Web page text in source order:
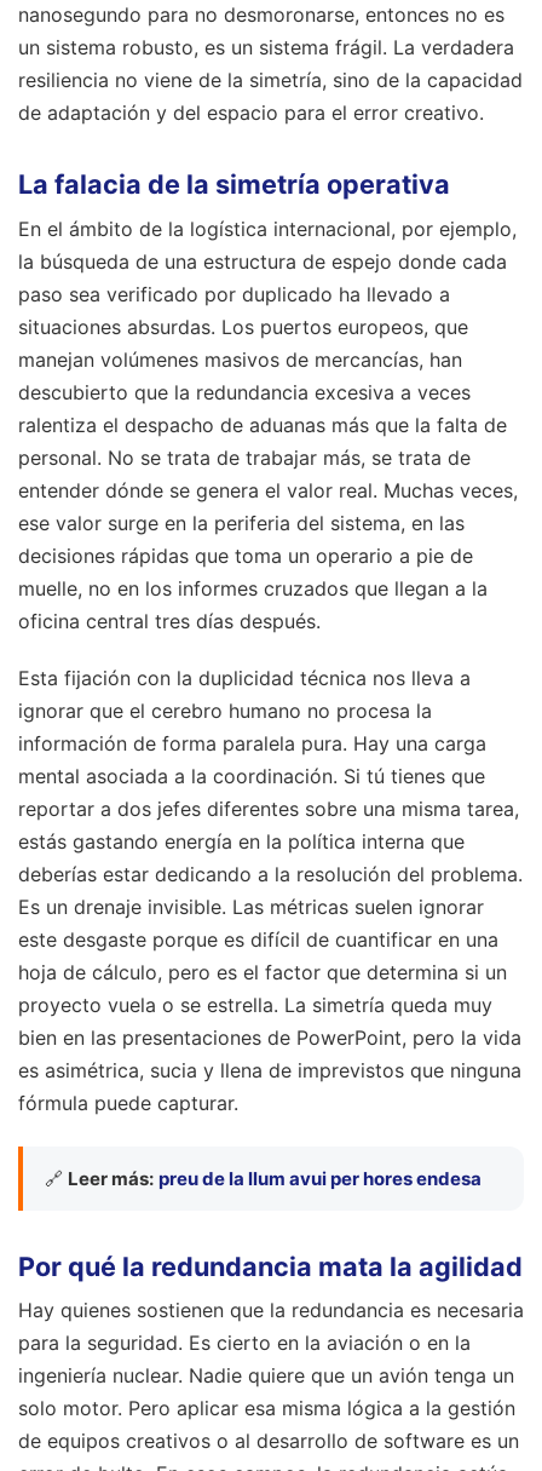
nanosegundo para no desmoronarse, entonces no es
un sistema robusto, es un sistema frágil. La verdadera
resiliencia no viene de la simetría, sino de la capacidad
de adaptación y del espacio para el error creativo.
La falacia de la simetría operativa
En el ámbito de la logística internacional, por ejemplo,
la búsqueda de una estructura de espejo donde cada
paso sea verificado por duplicado ha llevado a
situaciones absurdas. Los puertos europeos, que
manejan volúmenes masivos de mercancías, han
descubierto que la redundancia excesiva a veces
ralentiza el despacho de aduanas más que la falta de
personal. No se trata de trabajar más, se trata de
entender dónde se genera el valor real. Muchas veces,
ese valor surge en la periferia del sistema, en las
decisiones rápidas que toma un operario a pie de
muelle, no en los informes cruzados que llegan a la
oficina central tres días después.
Esta fijación con la duplicidad técnica nos lleva a
ignorar que el cerebro humano no procesa la
información de forma paralela pura. Hay una carga
mental asociada a la coordinación. Si tú tienes que
reportar a dos jefes diferentes sobre una misma tarea,
estás gastando energía en la política interna que
deberías estar dedicando a la resolución del problema.
Es un drenaje invisible. Las métricas suelen ignorar
este desgaste porque es difícil de cuantificar en una
hoja de cálculo, pero es el factor que determina si un
proyecto vuela o se estrella. La simetría queda muy
bien en las presentaciones de PowerPoint, pero la vida
es asimétrica, sucia y llena de imprevistos que ninguna
fórmula puede capturar.
🔗 Leer más: preu de la llum avui per hores endesa
Por qué la redundancia mata la agilidad
Hay quienes sostienen que la redundancia es necesaria
para la seguridad. Es cierto en la aviación o en la
ingeniería nuclear. Nadie quiere que un avión tenga un
solo motor. Pero aplicar esa misma lógica a la gestión
de equipos creativos o al desarrollo de software es un